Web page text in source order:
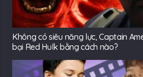
Không có siêu năng lực, Captain
bại Red Hulk bằng cách nào?